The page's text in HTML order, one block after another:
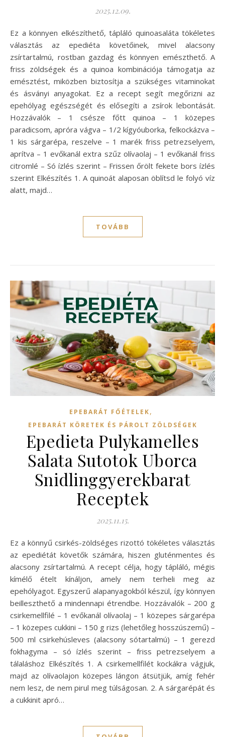
2025.12.09.
Ez a könnyen elkészíthető, tápláló quinoasaláta tökéletes
választás az epediéta követőinek, mivel alacsony
zsírtartalmú, rostban gazdag és könnyen emészthető. A
friss zöldségek és a quinoa kombinációja támogatja az
emésztést, miközben biztosítja a szükséges vitaminokat
és ásványi anyagokat. Ez a recept segít megőrizni az
epehólyag egészségét és elősegíti a zsírok lebontását.
Hozzávalók – 1 csésze főtt quinoa – 1 közepes
paradicsom, apróra vágva – 1/2 kígyóuborka, felkockázva –
1 kis sárgarépa, reszelve – 1 marék friss petrezselyem,
aprítva – 1 evőkanál extra szűz olívaolaj – 1 evőkanál friss
citromlé – Só ízlés szerint – Frissen őrölt fekete bors ízlés
szerint Elkészítés 1. A quinoát alaposan öblítsd le folyó víz
alatt, majd…
TOVÁBB
EPEBARÁT FŐÉTELEK,
EPEBARÁT KÖRETEK ÉS PÁROLT ZÖLDSÉGEK
Epedieta Pulykamelles
Salata Sutotok Uborca
Snidlinggyerekbarat
Receptek
2025.11.15.
Ez a könnyű csirkés-zöldséges rizottó tökéletes választás
az epediétát követők számára, hiszen gluténmentes és
alacsony zsírtartalmú. A recept célja, hogy tápláló, mégis
kímélő ételt kínáljon, amely nem terheli meg az
epehólyagot. Egyszerű alapanyagokból készül, így könnyen
beilleszthető a mindennapi étrendbe. Hozzávalók – 200 g
csirkemellfilé – 1 evőkanál olívaolaj – 1 közepes sárgarépa
– 1 közepes cukkini – 150 g rizs (lehetőleg hosszúszemű) –
500 ml csirkehúsleves (alacsony sótartalmú) – 1 gerezd
fokhagyma – só ízlés szerint – friss petrezselyem a
tálaláshoz Elkészítés 1. A csirkemellfilét kockákra vágjuk,
majd az olívaolajon közepes lángon átsütjük, amíg fehér
nem lesz, de nem pirul meg túlságosan. 2. A sárgarépát és
a cukkinit apró…